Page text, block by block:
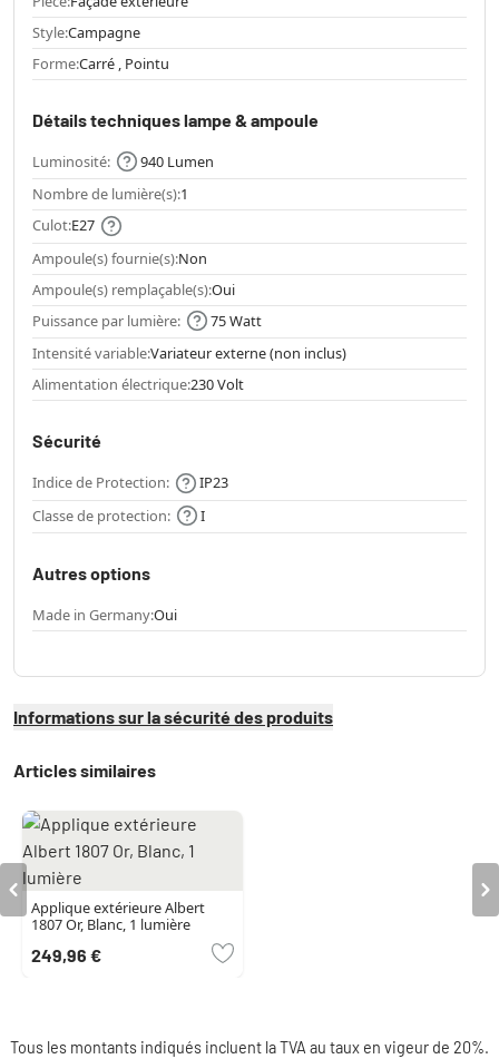
Style:Campagne
Forme:Carré , Pointu
Détails techniques lampe & ampoule
Luminosité:
940 Lumen
Nombre de lumière(s):1
Culot:E27
Ampoule(s) fournie(s):Non
Ampoule(s) remplaçable(s):Oui
Puissance par lumière:
75 Watt
Intensité variable:Variateur externe (non inclus)
Alimentation électrique:230 Volt
Sécurité
Indice de Protection:
IP23
Classe de protection:
I
Autres options
Made in Germany:Oui
Informations sur la sécurité des produits
Articles similaires
Applique extérieure Albert
1807 Or, Blanc, 1 lumière
249,96 €
Tous les montants indiqués incluent la TVA au taux en vigeur de 20%.